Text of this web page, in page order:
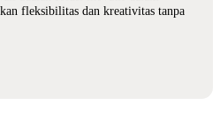
fleksibilitas dan kreativitas tanpa